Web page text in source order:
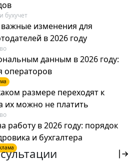
бухучет
изменения для
в 2026 году
данным в 2026 году:
операторов
размере переходят к
их можно не платить
работу в 2026 году: порядок
и бухгалтера